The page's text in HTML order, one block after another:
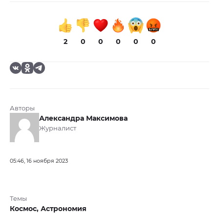
2 0 0 0 0 0
Авторы
Александра Максимова
Журналист
05:46, 16 ноября 2023
Темы
Космос, Астрономия